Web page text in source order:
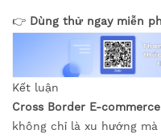
👉 Dùng thử ngay miễn
Kết luận
Cross Border E-
không chỉ là xu hướng